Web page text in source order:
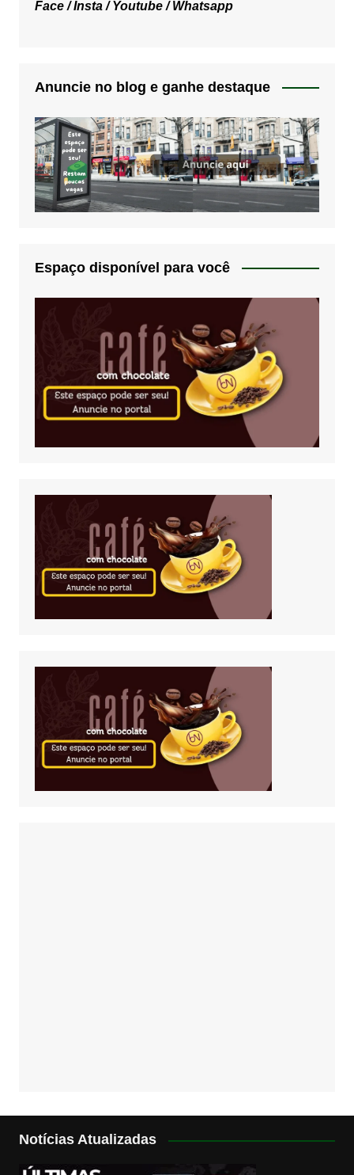
Face /Insta /Youtube /Whatsapp
Anuncie no blog e ganhe destaque
Espaço disponível para você
Notícias Atualizadas